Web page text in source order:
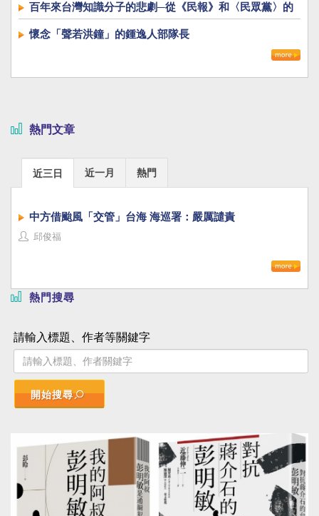
百年來台灣知識分子的悲劇─從《民報》和〈民眾黨〉的
歷史談起(上)
懷念「聲若洪鐘」的鍾逸人部隊長
熱門文章
近三日 近一月 熱門
中方借颱風「交管」台海 海巡署：嚴厲譴責
邱俊福
熱門搜尋
請輸入標題、作者等關鍵字
開始搜尋